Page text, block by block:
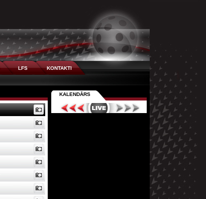
LFS
KONTAKTI
KALENDĀRS